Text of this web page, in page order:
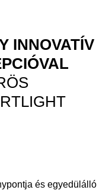
INNOVATÍV
és egyedülálló